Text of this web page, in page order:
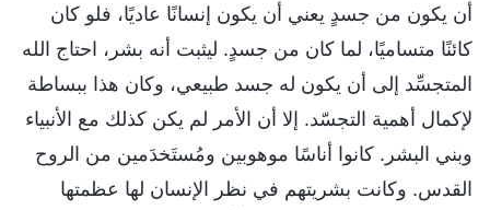
أن يكون من جسدٍ يعني أن يكون إنسانًا عاديًا، فلو كان
كائنًا متساميًا، لما كان من جسدٍ. ليثبت أنه بشر، احتاج الله
المتجسِّد إلى أن يكون له جسد طبيعي، وكان هذا ببساطة
لإكمال أهمية التجسّد. إلا أن الأمر لم يكن كذلك مع الأنبياء
وبني البشر. كانوا أناسًا موهوبين ومُستَخدَمين من الروح
القدس. وكانت بشريتهم في نظر الإنسان لها عظمتها